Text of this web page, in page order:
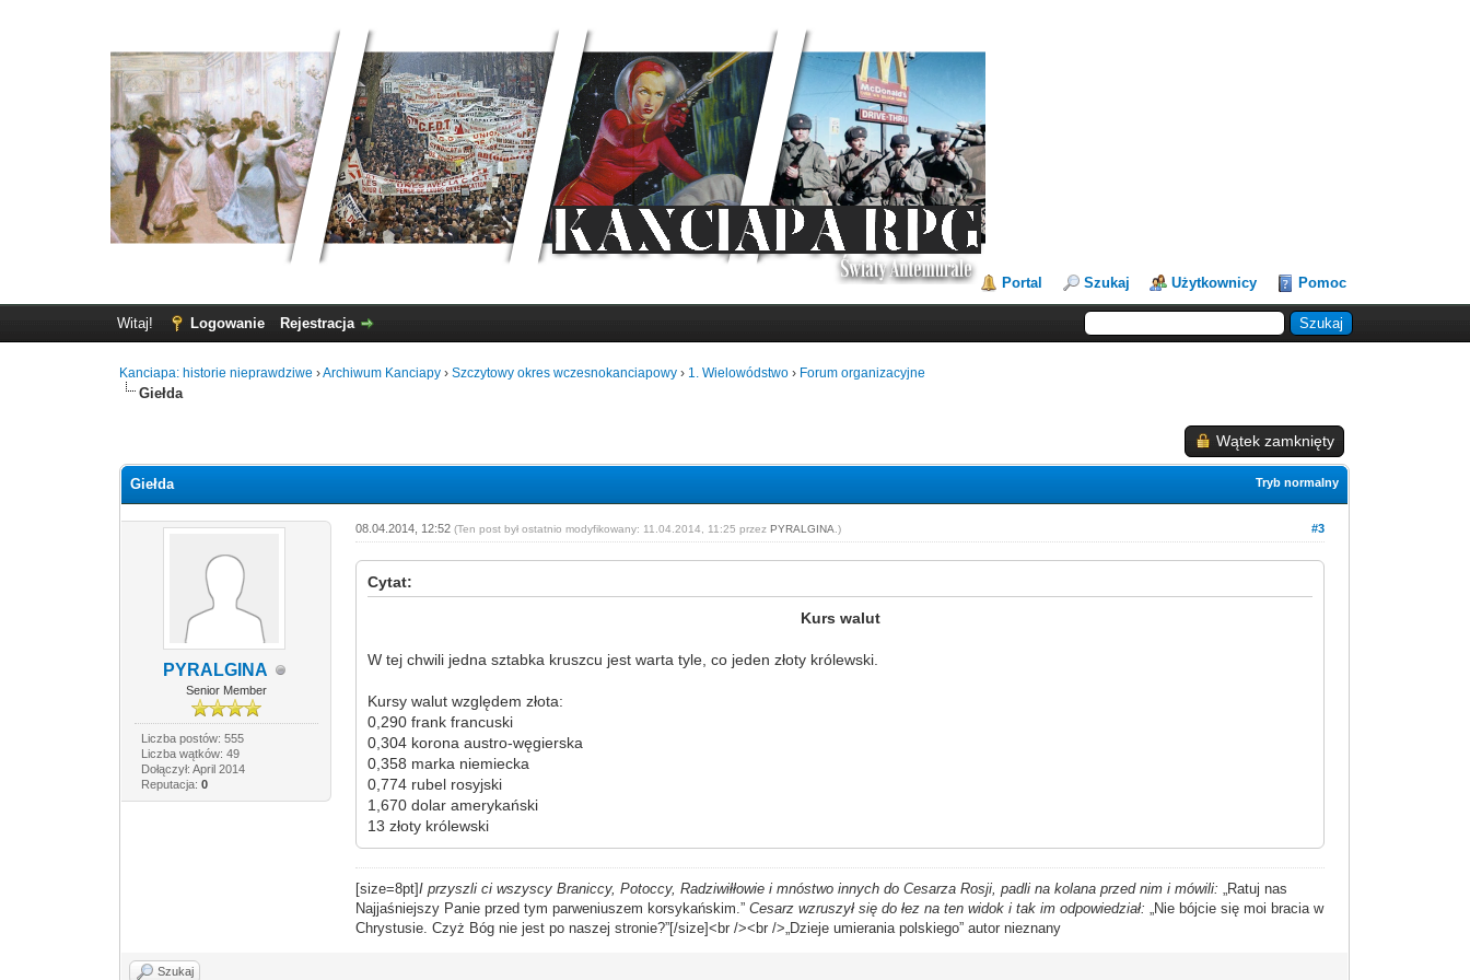
Portal Szukaj Użytkownicy Pomoc
Witaj! Logowanie Rejestracja
Kanciapa: historie nieprawdziwe ›Archiwum Kanciapy ›Szczytowy okres wczesnokanciapowy › 1. Wielowódstwo › Forum organizacyjne
Giełda
Wątek zamknięty
Tryb normalny
Giełda
PYRALGINA
Senior Member
Liczba postów: 555
Liczba wątków: 49
Dołączył: April 2014
Reputacja: 0
#3
08.04.2014, 12:52(Ten post był ostatnio modyfikowany: 11.04.2014, 11:25 przezPYRALGINA .)
Cytat:
Kurs walut
W tej chwili jedna sztabka kruszcu jest warta tyle, co jeden złoty królewski.
Kursy walut względem złota:
0,290 frank francuski
0,304 korona austro-węgierska
0,358 marka niemiecka
0,774 rubel rosyjski
1,670 dolar amerykański
13 złoty królewski
[size=8pt]I przyszli ci wszyscy Braniccy, Potoccy, Radziwiłłowie i mnóstwo innych do Cesarza Rosji, padli na kolana przed nim i mówili: „Ratuj nas
Najjaśniejszy Panie przed tym parweniuszem korsykańskim.”Cesarz wzruszył się do łez na ten widok i tak im odpowiedział: „Nie bójcie się moi bracia w
Chrystusie. Czyż Bóg nie jest po naszej stronie?”[/size]<br /><br />„Dzieje umierania polskiego” autor nieznany
Szukaj